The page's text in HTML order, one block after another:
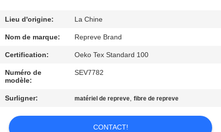
CONTRÔLE
DE
QUALITÉ
CONTACTEZ-
NOUS
Lieu d'origine: La Chine
Nom de marque: Repreve Brand
Certification: Oeko Tex Standard 100
Numéro de
modèle:
SEV7782
Surligner: matériel de repreve,fibre de repreve
CONTACT!